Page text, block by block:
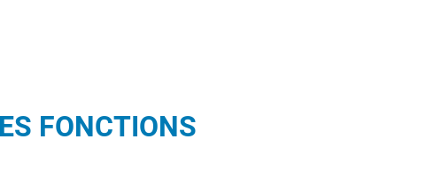
FONCTIONS